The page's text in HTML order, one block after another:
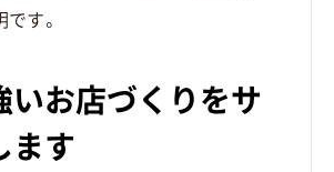
す。
いお店づくりをサ
ます